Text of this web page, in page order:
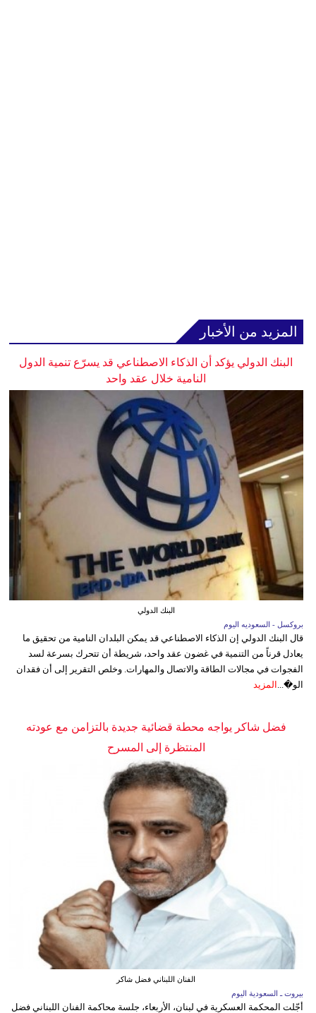
المزيد من الأخبار
البنك الدولي يؤكد أن الذكاء الاصطناعي قد يسرّع تنمية الدول
النامية خلال عقد واحد
البنك الدولي
بروكسل - السعوديه اليوم
قال البنك الدولي إن الذكاء الاصطناعي قد يمكن البلدان النامية من تحقيق ما
يعادل قرناً من التنمية في غضون عقد واحد، شريطة أن تتحرك بسرعة لسد
الفجوات في مجالات الطاقة والاتصال والمهارات. وخلص التقرير إلى أن فقدان
الو�... المزيد
فضل شاكر يواجه محطة قضائية جديدة بالتزامن مع عودته
المنتظرة إلى المسرح
الفنان اللبناني فضل شاكر
بيروت ـ السعودية اليوم
أجّلت المحكمة العسكرية في لبنان، الأربعاء، جلسة محاكمة الفنان اللبناني فضل